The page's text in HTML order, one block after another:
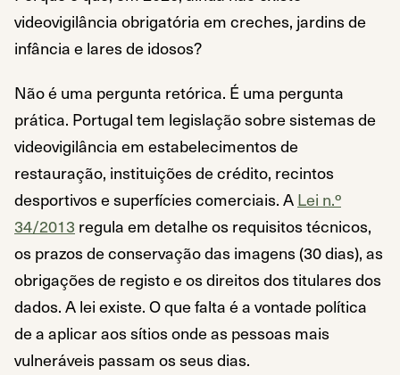
videovigilância obrigatória em creches, jardins de
infância e lares de idosos?
Não é uma pergunta retórica. É uma pergunta
prática. Portugal tem legislação sobre sistemas de
videovigilância em estabelecimentos de
restauração, instituições de crédito, recintos
desportivos e superfícies comerciais. A Lei n.º
34/2013 regula em detalhe os requisitos técnicos,
os prazos de conservação das imagens (30 dias), as
obrigações de registo e os direitos dos titulares dos
dados. A lei existe. O que falta é a vontade política
de a aplicar aos sítios onde as pessoas mais
vulneráveis passam os seus dias.